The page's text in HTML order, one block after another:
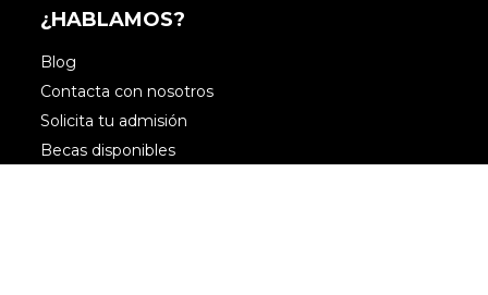
¿HABLAMOS?
Blog
Contacta con nosotros
Solicita tu admisión
Becas disponibles